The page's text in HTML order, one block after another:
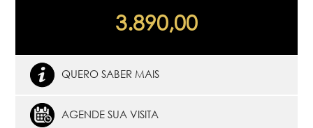
3.890,00
QUERO SABER MAIS
AGENDE SUA VISITA